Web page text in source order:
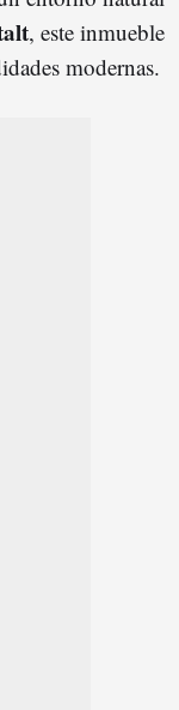
, este inmueble
modernas.